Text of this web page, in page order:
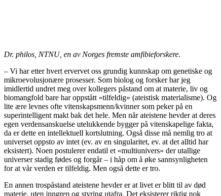
Dr. philos, NTNU, en av Norges fremste amfibieforskere.
– Vi har etter hvert ervervet oss grundig kunnskap om genetiske og
mikroevolusjonære prosesser. Som biolog og forsker har jeg
imidlertid undret meg over kollegers påstand om at materie, liv og
biomangfold bare har oppstått «tilfeldig» (ateistisk materialisme). Og
lite ære levnes ofte vitenskapsmenn/kvinner som peker på en
superintelligent makt bak det hele. Men når ateistene hevder at deres
egen verdensanskuelse utelukkende bygger på vitenskapelige fakta,
da er dette en intellektuell kortslutning. Også disse må nemlig tro at
universet oppsto av intet (ev. av en singularitet, ev. at det alltid har
eksistert). Noen postulerer endatil et «multiunivers» der utallige
universer stadig fødes og forgår – i håp om å øke sannsynligheten
for at vår verden er tilfeldig. Men også dette er tro.
En annen trospåstand ateistene hevder er at livet er blitt til av død
materie, uten inngrep og styring utafra. Det eksisterer riktig nok